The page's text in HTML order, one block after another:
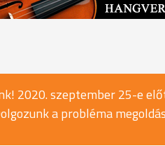
2020. szeptember 25-e
a probléma